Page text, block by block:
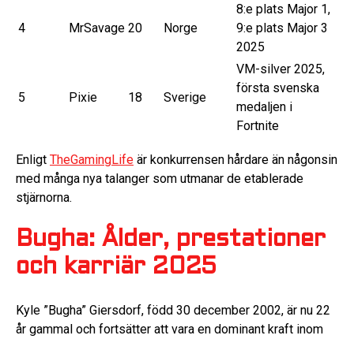
4 MrSavage 20 Norge
8:e plats Major 1,
9:e plats Major 3
2025
5 Pixie 18 Sverige
VM-silver 2025,
första svenska
medaljen i
Fortnite
Enligt TheGamingLife är konkurrensen hårdare än någonsin
med många nya talanger som utmanar de etablerade
stjärnorna.
Bugha: Ålder, prestationer
och karriär 2025
Kyle ”Bugha” Giersdorf, född 30 december 2002, är nu 22
år gammal och fortsätter att vara en dominant kraft inom